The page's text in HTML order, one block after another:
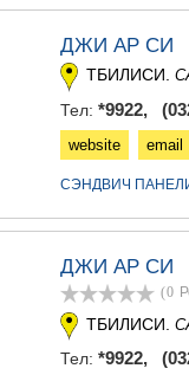
ДЖИ АР СИ
ТБИЛИСИ.
Тел: *9922,
website email
СЭНДВИЧ
ДЖИ АР СИ
(0
ТБИЛИСИ.
Тел: *9922,